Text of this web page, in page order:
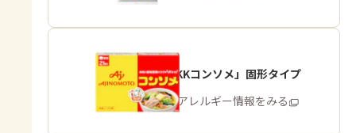
「味の素KKコンソメ」固形タイプ
商品・アレルギー情報をみる